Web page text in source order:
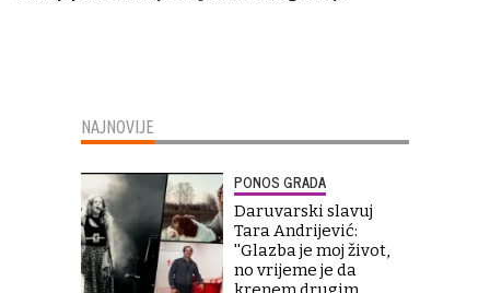
NAJNOVIJE
PONOS GRADA
Daruvarski slavuj
Tara Andrijević:
''Glazba je moj život,
no vrijeme je da